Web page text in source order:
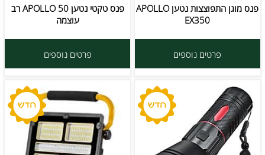
פנס מוגן התפוצצות נטען APOLLO
EX350
פרטים נוספים
פנס טקטי נטען APOLLO 50 רב
עוצמה
פרטים נוספים